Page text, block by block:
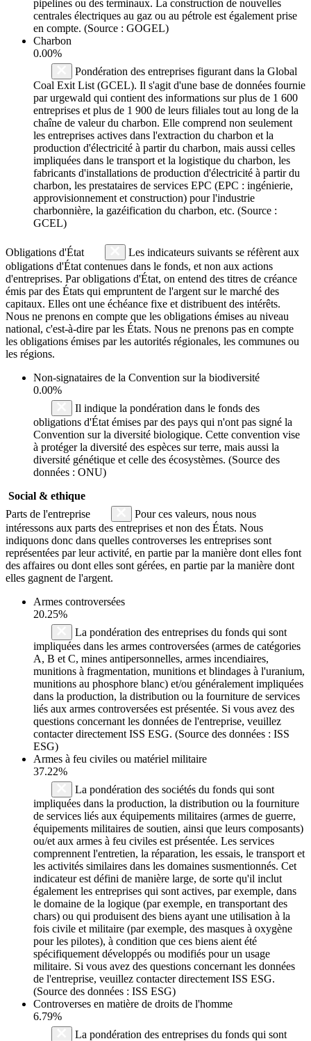
pipelines ou des terminaux. La construction de nouvelles
centrales électriques au gaz ou au pétrole est également prise
en compte. (Source : GOGEL)
Charbon
0.00%
Pondération des entreprises figurant dans la Global
Coal Exit List (GCEL). Il s'agit d'une base de données fournie
par urgewald qui contient des informations sur plus de 1 600
entreprises et plus de 1 900 de leurs filiales tout au long de la
chaîne de valeur du charbon. Elle comprend non seulement
les entreprises actives dans l'extraction du charbon et la
production d'électricité à partir du charbon, mais aussi celles
impliquées dans le transport et la logistique du charbon, les
fabricants d'installations de production d'électricité à partir du
charbon, les prestataires de services EPC (EPC : ingénierie,
approvisionnement et construction) pour l'industrie
charbonnière, la gazéification du charbon, etc. (Source :
GCEL)
Obligations d'État
Les indicateurs suivants se réfèrent aux
obligations d'État contenues dans le fonds, et non aux actions
d'entreprises. Par obligations d'État, on entend des titres de créance
émis par des États qui empruntent de l'argent sur le marché des
capitaux. Elles ont une échéance fixe et distribuent des intérêts.
Nous ne prenons en compte que les obligations émises au niveau
national, c'est-à-dire par les États. Nous ne prenons pas en compte
les obligations émises par les autorités régionales, les communes ou
les régions.
Non-signataires de la Convention sur la biodiversité
0.00%
Il indique la pondération dans le fonds des
obligations d'État émises par des pays qui n'ont pas signé la
Convention sur la diversité biologique. Cette convention vise
à protéger la diversité des espèces sur terre, mais aussi la
diversité génétique et celle des écosystèmes. (Source des
données : ONU)
Social & ethique
Parts de l'entreprise
Pour ces valeurs, nous nous
intéressons aux parts des entreprises et non des États. Nous
indiquons donc dans quelles controverses les entreprises sont
représentées par leur activité, en partie par la manière dont elles font
des affaires ou dont elles sont gérées, en partie par la manière dont
elles gagnent de l'argent.
Armes controversées
20.25%
La pondération des entreprises du fonds qui sont
impliquées dans les armes controversées (armes de catégories
A, B et C, mines antipersonnelles, armes incendiaires,
munitions à fragmentation, munitions et blindages à l'uranium,
munitions au phosphore blanc) et/ou généralement impliquées
dans la production, la distribution ou la fourniture de services
liés aux armes controversées est présentée. Si vous avez des
questions concernant les données de l'entreprise, veuillez
contacter directement ISS ESG. (Source des données : ISS
ESG)
Armes à feu civiles ou matériel militaire
37.22%
La pondération des sociétés du fonds qui sont
impliquées dans la production, la distribution ou la fourniture
de services liés aux équipements militaires (armes de guerre,
équipements militaires de soutien, ainsi que leurs composants)
ou/et aux armes à feu civiles est présentée. Les services
comprennent l'entretien, la réparation, les essais, le transport et
les activités similaires dans les domaines susmentionnés. Cet
indicateur est défini de manière large, de sorte qu'il inclut
également les entreprises qui sont actives, par exemple, dans
le domaine de la logique (par exemple, en transportant des
chars) ou qui produisent des biens ayant une utilisation à la
fois civile et militaire (par exemple, des masques à oxygène
pour les pilotes), à condition que ces biens aient été
spécifiquement développés ou modifiés pour un usage
militaire. Si vous avez des questions concernant les données
de l'entreprise, veuillez contacter directement ISS ESG.
(Source des données : ISS ESG)
Controverses en matière de droits de l'homme
6.79%
La pondération des entreprises du fonds qui sont